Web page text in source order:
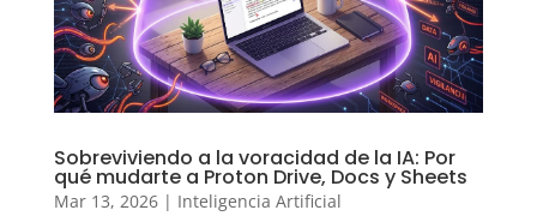
Sobreviviendo a la voracidad de la IA: Por
qué mudarte a Proton Drive, Docs y Sheets
Mar 13, 2026| Inteligencia Artificial